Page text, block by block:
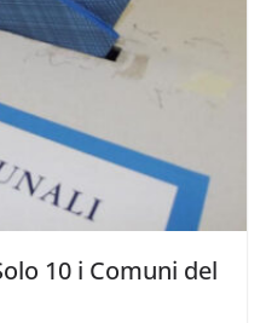
10 i Comuni del